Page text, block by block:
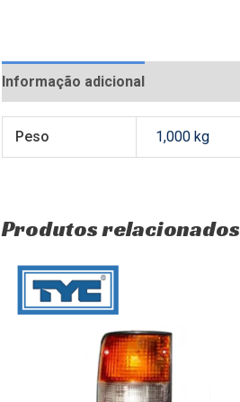
Informação adicional
Peso 1,000 kg
Produtos relacionados